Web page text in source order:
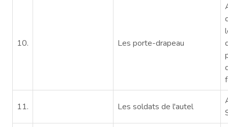
10. Les porte-drapeau
11. Les soldats de l'autel